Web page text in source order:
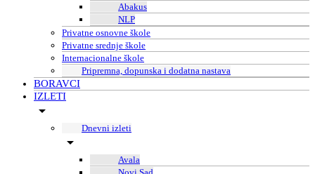
Abakus
NLP
Privatne osnovne škole
Privatne srednje škole
Internacionalne škole
Pripremna, dopunska i dodatna nastava
BORAVCI
IZLETI
Dnevni izleti
Avala